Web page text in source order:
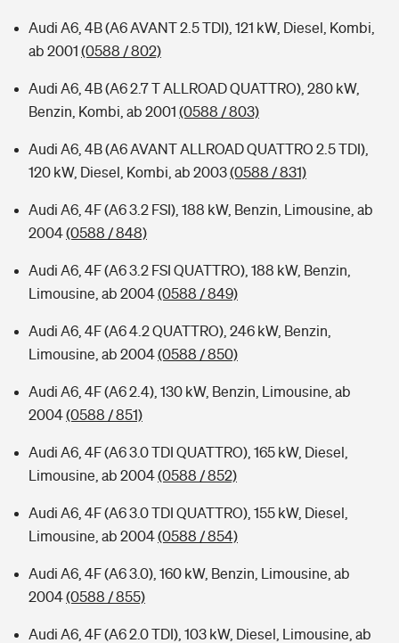
Audi A6, 4B (A6 AVANT 2.5 TDI), 121 kW, Diesel, Kombi,
ab 2001 (0588 / 802)
Audi A6, 4B (A6 2.7 T ALLROAD QUATTRO), 280 kW,
Benzin, Kombi, ab 2001 (0588 / 803)
Audi A6, 4B (A6 AVANT ALLROAD QUATTRO 2.5 TDI),
120 kW, Diesel, Kombi, ab 2003(0588 / 831)
Audi A6, 4F (A6 3.2 FSI), 188 kW, Benzin, Limousine, ab
2004(0588 / 848)
Audi A6, 4F (A6 3.2 FSI QUATTRO), 188 kW, Benzin,
Limousine, ab 2004(0588 / 849)
Audi A6, 4F (A6 4.2 QUATTRO), 246 kW, Benzin,
Limousine, ab 2004(0588 / 850)
Audi A6, 4F (A6 2.4), 130 kW, Benzin, Limousine, ab
2004(0588 / 851)
Audi A6, 4F (A6 3.0 TDI QUATTRO), 165 kW, Diesel,
Limousine, ab 2004(0588 / 852)
Audi A6, 4F (A6 3.0 TDI QUATTRO), 155 kW, Diesel,
Limousine, ab 2004(0588 / 854)
Audi A6, 4F (A6 3.0), 160 kW, Benzin, Limousine, ab
2004(0588 / 855)
Audi A6, 4F (A6 2.0 TDI), 103 kW, Diesel, Limousine, ab